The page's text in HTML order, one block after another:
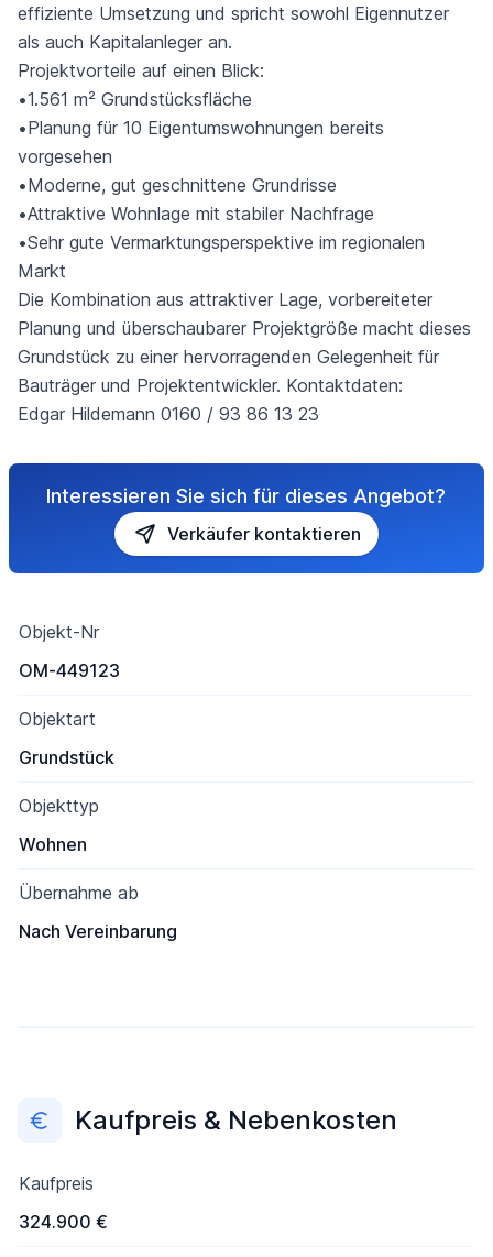
effiziente Umsetzung und spricht sowohl Eigennutzer
als auch Kapitalanleger an.
Projektvorteile auf einen Blick:
•1.561 m² Grundstücksfläche
•Planung für 10 Eigentumswohnungen bereits
vorgesehen
•Moderne, gut geschnittene Grundrisse
•Attraktive Wohnlage mit stabiler Nachfrage
•Sehr gute Vermarktungsperspektive im regionalen
Markt
Die Kombination aus attraktiver Lage, vorbereiteter
Planung und überschaubarer Projektgröße macht dieses
Grundstück zu einer hervorragenden Gelegenheit für
Bauträger und Projektentwickler. Kontaktdaten:
Edgar Hildemann 0160 / 93 86 13 23
Interessieren Sie sich für dieses Angebot?
Verkäufer kontaktieren
Objekt-Nr
OM-449123
Objektart
Grundstück
Objekttyp
Wohnen
Übernahme ab
Nach Vereinbarung
Kaufpreis & Nebenkosten
Kaufpreis
324.900 €